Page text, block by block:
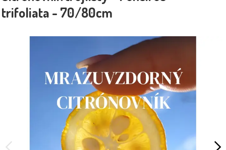
trifoliata - 70/80cm